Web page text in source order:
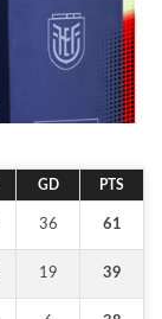
GD PTS
36 61
19 39